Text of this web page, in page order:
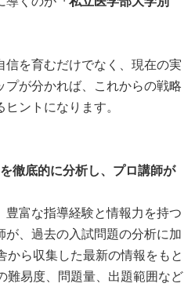
信を育むだけでなく、現在の実
プが分かれば、これからの戦略
ントになります。
徹底的に分析し、プロ講師が
豊富な指導経験と情報力を持つ
が、過去の入試問題の分析に加
から収集した最新の情報をもと
難易度、問題量、出題範囲など